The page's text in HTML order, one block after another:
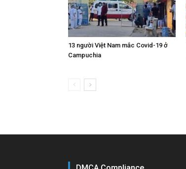
13 người Việt Nam mắc Covid-19 ở
Campuchia